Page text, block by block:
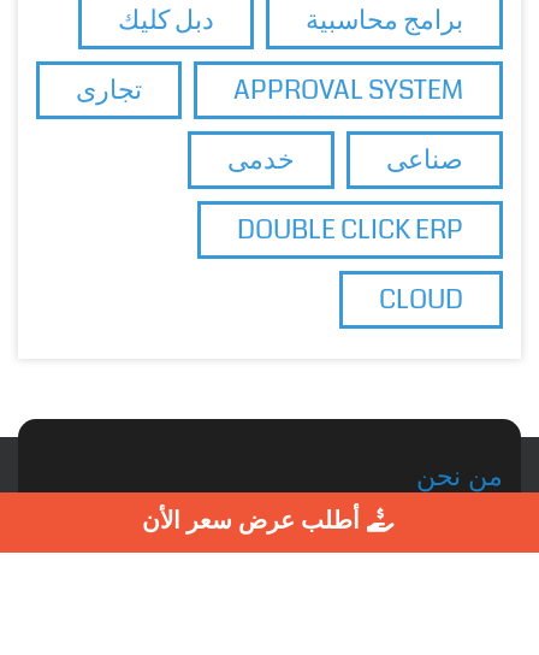
برامج محاسبية
دبل كليك
APPROVAL SYSTEM
تجارى
صناعى
خدمى
DOUBLE CLICK ERP
CLOUD
أطلب عرض سعر الأن
من نحن
دبل كليك شركة رائدة في صناعة البرمجيات - 25 عاما من الخبرة